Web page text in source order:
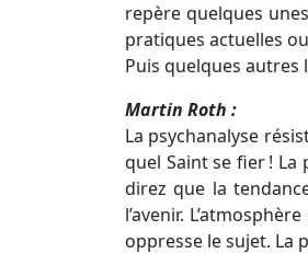
repère quelques
pratiques actuelles
Puis quelques autres
Martin Roth :
La psychanalyse
quel Saint se fier ! La
direz que la
l’avenir.
oppresse le sujet. La